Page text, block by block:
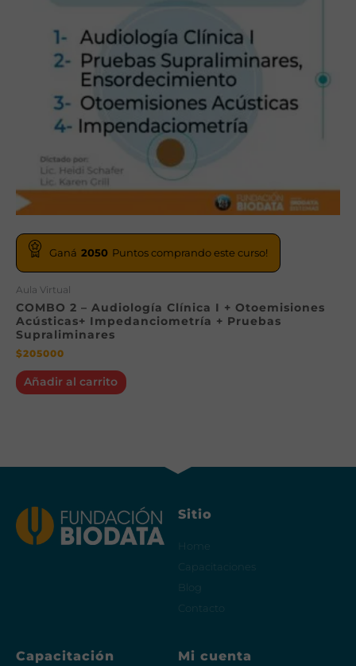
Ganá 2050 Puntos comprando este curso!
Aula Virtual
COMBO 2 – Audiología Clínica I + Otoemisiones
Acústicas+ Impedanciometría + Pruebas
Supraliminares
$205000
Añadir al carrito
Sitio
Home
Capacitaciones
Blog
Contacto
Capacitación Mi cuenta